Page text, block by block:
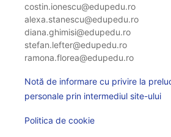
costin.ionescu@edupedu.ro
alexa.stanescu@edupedu.ro
diana.ghimisi@edupedu.ro
stefan.lefter@edupedu.ro
ramona.florea@edupedu.ro
Notă de informare cu privire la
personale prin intermediul site-ului
Politica de cookie